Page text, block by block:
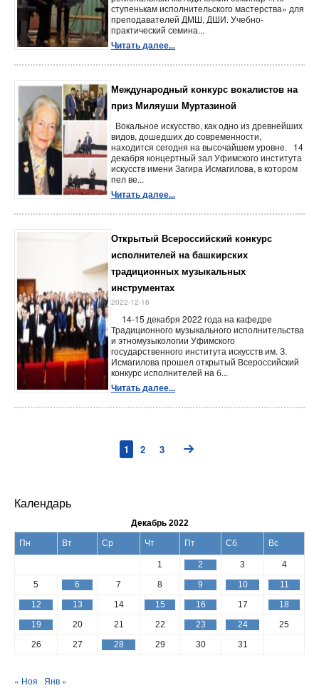
ступенькам исполнительского мастерства» для
преподавателей ДМШ, ДШИ. Учебно-
практический семина...
Читать далее...
Международный конкурс вокалистов на
приз Миляуши Муртазиной
Вокальное искусство, как одно из древнейших
видов, дошедших до современности,
находится сегодня на высочайшем уровне. 14
декабря концертный зал Уфимского института
искусств имени Загира Исмагилова, в котором
пел ве...
Читать далее...
Открытый Всероссийский конкурс
исполнителей на башкирских
традиционных музыкальных
инструментах
2022-12-16
14-15 декабря 2022 года на кафедре
Традиционного музыкального исполнительства
и этномузыкологии Уфимского
государственного института искусств им. З.
Исмагилова прошел открытый Всероссийский
конкурс исполнителей на б...
Читать далее...
1 2 3
Календарь
Декабрь 2022
Пн
Вт Ср Чт Пт Сб Вс
1 2 3
4
5
6 7 8 9 10
11
12
13 14 15 16 17
18
19
20 21 22 23 24
25
26
27 28 29 30 31
« Ноя Янв »